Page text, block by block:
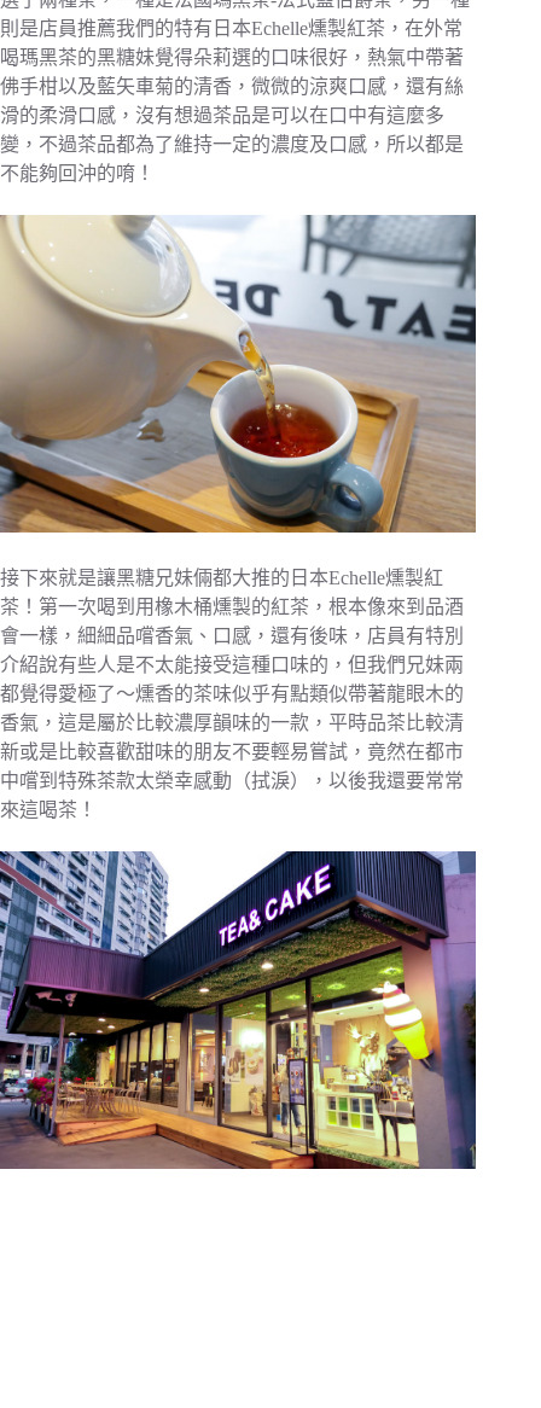
則是店員推薦我們的特有日本Echelle燻製紅茶，在外常
喝瑪黑茶的黑糖妹覺得朵莉選的口味很好，熱氣中帶著
佛手柑以及藍矢車菊的清香，微微的涼爽口感，還有絲
滑的柔滑口感，沒有想過茶品是可以在口中有這麼多
變，不過茶品都為了維持一定的濃度及口感，所以都是
不能夠回沖的唷！
接下來就是讓黑糖兄妹倆都大推的日本Echelle燻製紅
茶！第一次喝到用橡木桶燻製的紅茶，根本像來到品酒
會一樣，細細品嚐香氣、口感，還有後味，店員有特別
介紹說有些人是不太能接受這種口味的，但我們兄妹兩
都覺得愛極了～燻香的茶味似乎有點類似帶著龍眼木的
香氣，這是屬於比較濃厚韻味的一款，平時品茶比較清
新或是比較喜歡甜味的朋友不要輕易嘗試，竟然在都市
中嚐到特殊茶款太榮幸感動（拭淚），以後我還要常常
來這喝茶！